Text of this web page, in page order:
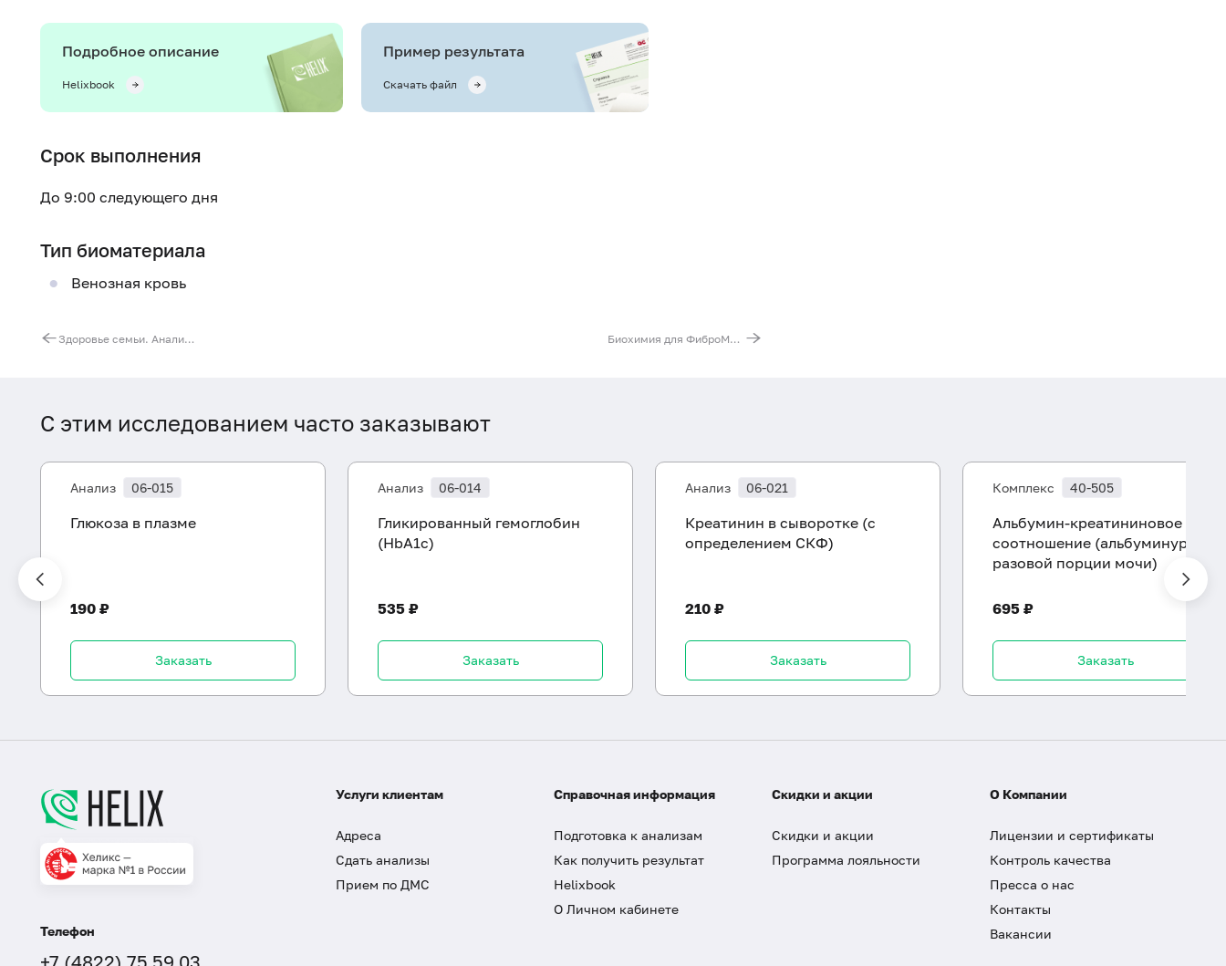
Подробное описание
Helixbook
Пример результата
Скачать файл
Срок выполнения
До 9:00 следующего дня
Тип биоматериала
Венозная кровь
Здоровье семьи. Анализы для мужчин Биохимия для ФиброМакс
С этим исследованием часто заказывают
Анализ 06-015
Глюкоза в плазме
190 ₽
Заказать
Анализ 06-014
Гликированный гемоглобин
(HbA1c)
535 ₽
Заказать
Анализ 06-021
Креатинин в сыворотке (с
определением СКФ)
210 ₽
Заказать
Комплекс 40-505
Альбумин-креатининовое
соотношение (альбуминурия в
разовой порции мочи)
695 ₽
Заказать
Телефон
+7 (4822) 75 59 03
Услуги клиентам
Адреса
Сдать анализы
Прием по ДМС
Справочная информация
Подготовка к анализам
Как получить результат
Helixbook
О Личном кабинете
Скидки и акции
Скидки и акции
Программа лояльности
О Компании
Лицензии и сертификаты
Контроль качества
Пресса о нас
Контакты
Вакансии